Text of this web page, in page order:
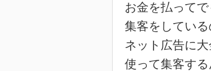
お金を払ってで
集客をしている
ネット広告に大
使って集客する